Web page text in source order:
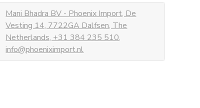
Mani Bhadra BV - Phoenix Import, De
Vesting 14, 7722GA Dalfsen, The
Netherlands, +31 384 235 510,
info@phoeniximport.nl